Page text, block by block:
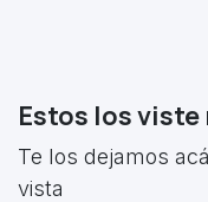
Estos los
Te los dejamos
vista